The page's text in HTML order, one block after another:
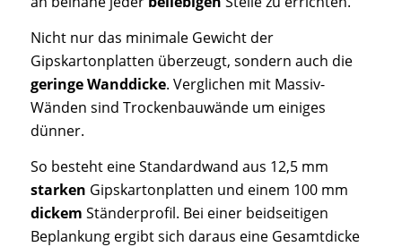
Nicht nur das minimale Gewicht der
Gipskartonplatten überzeugt, sondern auch die
geringe Wanddicke. Verglichen mit Massiv-
Wänden sind Trockenbauwände um einiges
dünner.
So besteht eine Standardwand aus 12,5 mm
starken Gipskartonplatten und einem 100 mm
dickem Ständerprofil. Bei einer beidseitigen
Beplankung ergibt sich daraus eine Gesamtdicke